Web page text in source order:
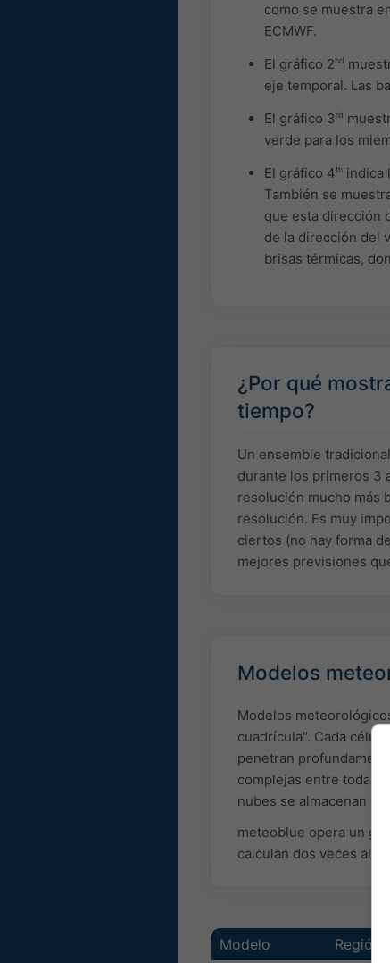
como se muestra
ECMWF.
El gráfico 2nd
eje temporal. Las
El gráfico 3rd
verde para los
El gráfico 4th indica
También se
que esta dirección
de la dirección del
brisas térmicas,
¿Por qué
tiempo?
Un ensemble
durante los primeros 3
resolución mucho más
resolución. Es muy
ciertos (no hay forma
mejores previsiones
Modelos
Modelos
cuadrícula". Cada
penetran
complejas entre todas
nubes se almacenan
meteoblue opera un
calculan dos veces al
Modelo Región